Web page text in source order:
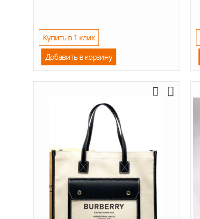
Купить в 1 клик
Добавить в корзину